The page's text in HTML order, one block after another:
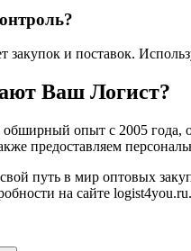
закупок и поставок.
Ваш Логист?
обширный опыт с 2005
предоставляем
путь в мир оптовых
на сайте logist4you.ru.